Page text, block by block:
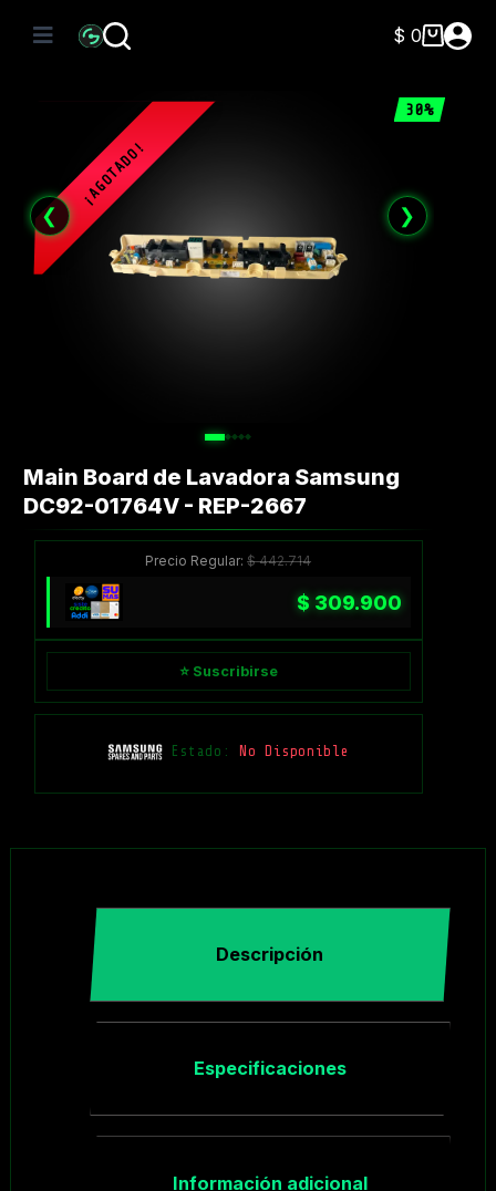
Carro
$ 0
30%
❮ ❯
Main Board de Lavadora Samsung
DC92-01764V - REP-2667
Precio Regular:$442.714
$ 309.900
⭐ Suscribirse
Estado: No Disponible
Descripción
Especificaciones
Información adicional